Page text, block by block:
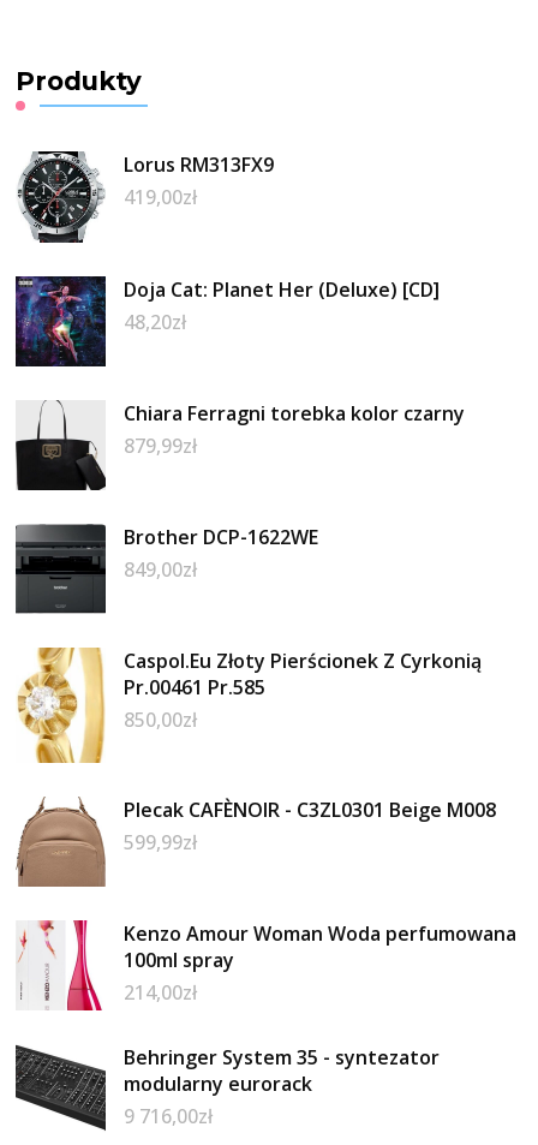
Produkty
Lorus RM313FX9
419,00zł
Doja Cat: Planet Her (Deluxe) [CD]
48,20zł
Chiara Ferragni torebka kolor czarny
879,99zł
Brother DCP-1622WE
849,00zł
Caspol.Eu Złoty Pierścionek Z Cyrkonią
Pr.00461 Pr.585
850,00zł
Plecak CAFÈNOIR - C3ZL0301 Beige M008
599,99zł
Kenzo Amour Woman Woda perfumowana
100ml spray
214,00zł
Behringer System 35 - syntezator
modularny eurorack
9 716,00zł